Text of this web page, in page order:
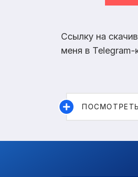
Ссылку на
меня в Telegram-